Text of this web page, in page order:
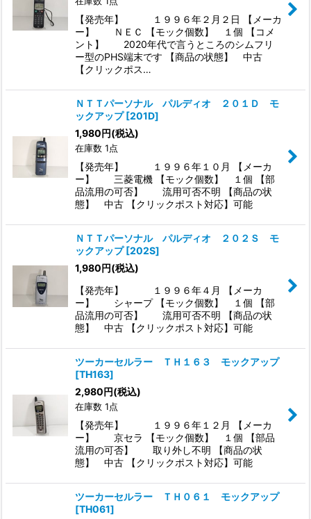
【発売年】 １９９６年２月２日 【メーカ
ー】 ＮＥＣ 【モック個数】 １個 【コメ
ント】 2020年代で言うところのシムフリ
ー型のPHS端末です 【商品の状態】 中古
【クリックポス…
ＮＴＴパーソナル パルディオ ２０１Ｄ モ
ックアップ [201D]
1,980円(税込)
在庫数 1点
【発売年】 １９９６年１０月 【メーカ
ー】 三菱電機 【モック個数】 １個 【部
品流用の可否】 流用可否不明 【商品の状
態】 中古 【クリックポスト対応】可能
ＮＴＴパーソナル パルディオ ２０２Ｓ モ
ックアップ [202S]
1,980円(税込)
【発売年】 １９９６年４月 【メーカ
ー】 シャープ 【モック個数】 １個 【部
品流用の可否】 流用可否不明 【商品の状
態】 中古 【クリックポスト対応】可能
ツーカーセルラー ＴＨ１６３ モックアップ
[TH163]
2,980円(税込)
在庫数 1点
【発売年】 １９９６年１２月 【メーカ
ー】 京セラ 【モック個数】 １個 【部品
流用の可否】 取り外し不明 【商品の状
態】 中古 【クリックポスト対応】可能
ツーカーセルラー ＴＨ０６１ モックアップ
[TH061]